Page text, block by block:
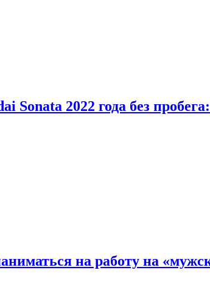
Sonata 2022 года без
на работу на